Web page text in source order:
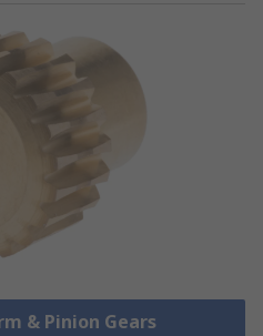
& Pinion Gears